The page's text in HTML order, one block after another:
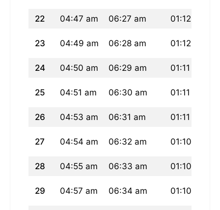
22 04:47 am 06:27 am 01:12 pm
23 04:49 am 06:28 am 01:12 pm
24 04:50 am 06:29 am 01:11 pm
25 04:51 am 06:30 am 01:11 pm
26 04:53 am 06:31 am 01:11 pm
27 04:54 am 06:32 am 01:10 pm
28 04:55 am 06:33 am 01:10 pm
29 04:57 am 06:34 am 01:10 pm